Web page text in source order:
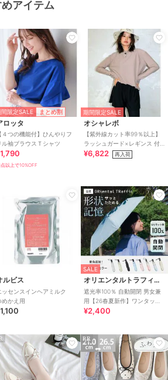
アイテム
間限定SALE まとめ割
ロッタ
【４つの機能付】ひんやりフ
ル袖ブラウスＴシャツ
以上で10%OFF
期間限定SALE
オシャレボ
【紫外線カット率99％以上】
ラッシュガード×レギンス 付
き タンキニ
¥6,822 再入荷
ルビス
ッセンスインヘアミルク
めかえ用
SALE
オリエンタルトラフィック
遮光率100％ 自動開閉 男女兼
用【26春夏新作】ワンタッチ
晴雨兼用 折りたたみ傘 /G-
¥2,400
PR